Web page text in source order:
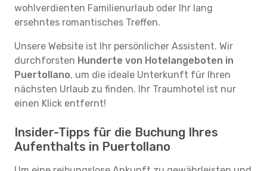
wohlverdienten Familienurlaub oder Ihr lang
ersehntes romantisches Treffen.
Unsere Website ist Ihr persönlicher Assistent. Wir
durchforsten Hunderte von Hotelangeboten in
Puertollano, um die ideale Unterkunft für Ihren
nächsten Urlaub zu finden. Ihr Traumhotel ist nur
einen Klick entfernt!
Insider-Tipps für die Buchung Ihres
Aufenthalts in Puertollano